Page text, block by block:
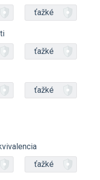
ťažké
ťažké
ťažké
ťažké